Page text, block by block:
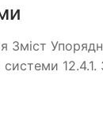
Зміст
12.4.1.